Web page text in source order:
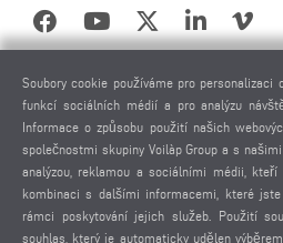
PRÁVNÍ UPOZORNĚNÍ
IMPRESUM
POUŽITÉ FOTOGRAFIE
OCHRANA OSOBNÍCH ÚDAJŮ
OCHRANA OSOBNÍCH ÚDAJŮ MEZINÁRODNĚ
VŠEOBECNÉ PODMÍNKY PRODEJE
Soubory cookie používáme pro personalizaci
funkcí sociálních médií a pro analýzu
Informace o způsobu použití našich
společnostmi skupiny Voilàp Group a s
analýzou, reklamou a sociálními médii,
kombinaci s dalšími informacemi, které
rámci poskytování jejich služeb. Použití
souhlas, který je automaticky udělen